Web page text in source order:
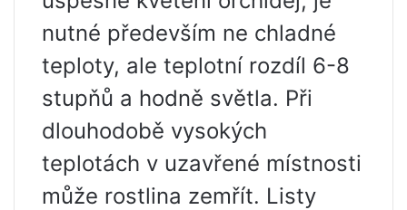
nutné především ne chladné
teploty, ale teplotní rozdíl 6-8
stupňů a hodně světla. Při
dlouhodobě vysokých
teplotách v uzavřené místnosti
může rostlina zemřít. Listy